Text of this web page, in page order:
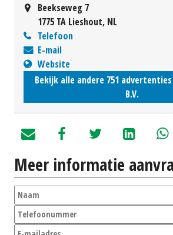
Beekseweg 7
1775 TA Lieshout, NL
Telefoon
E-mail
Website
Bekijk alle andere 751
B.V.
Meer informatie